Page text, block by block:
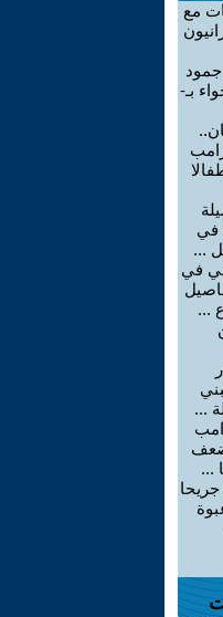
مع
بـ-
في
...
في
...
...
...
سوريا: قتيلان و13 جريحا